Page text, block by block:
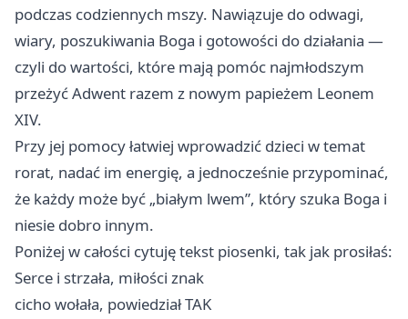
podczas codziennych mszy. Nawiązuje do odwagi,
wiary, poszukiwania Boga i gotowości do działania —
czyli do wartości, które mają pomóc najmłodszym
przeżyć Adwent razem z nowym papieżem Leonem
XIV.
Przy jej pomocy łatwiej wprowadzić dzieci w temat
rorat, nadać im energię, a jednocześnie przypominać,
że każdy może być „białym lwem”, który szuka Boga i
niesie dobro innym.
Poniżej w całości cytuję tekst piosenki, tak jak prosiłaś:
Serce i strzała, miłości znak
cicho wołała, powiedział TAK